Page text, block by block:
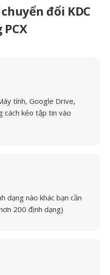
đổi KDC
PCX
tính, Google Drive,
cách kéo tập tin vào
dạng nào khác bạn cần
200 định dạng)